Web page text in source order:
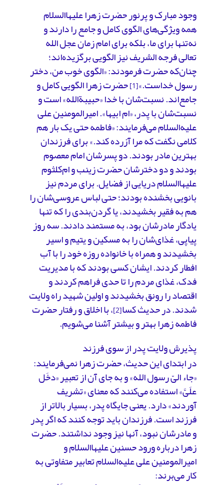
وجود مبارک و پرنور حضرت زهرا علیهاالسلام
همه ویژگی‌های الگوی کامل و جامع را دارند و
نه‌تنها برای ما، بلکه برای امام زمان عجل الله
تعالی فرجه الشریف نیز الگویی برگزیده‌اند؛
چنان‌که حضرت فرمودند: «الگوى خوب من، دختر
رسول خداست.»[1] حضرت زهرا الگویی کامل و
جامع‌اند. نسبت‌شان با خدا «حبیبةالله» است و
نسبت‌شان با پدر، «ام ابیها». امیرالمومنین علی
علیه‌السلام می‌فرمایند: «فاطمه حتی یک بار هم
کلامی نگفت که مرا آزرده کند.» برای فرزندان
بهترین مادر بودند. دو پسرشان امام معصوم
بودند و دو دخترشان حضرت زینب و ام‌کلثوم
علیهاالسلام دریایی از فضایل. برای مردم نیز
بانویی بخشنده بودند؛ حتی لباس عروسی‌شان را
هم به فقیر بخشیدند، یا گردن‌بندی را که تنها
یادگار مادرشان بود، به مستمند دادند. سه روز
پیاپی، غذای‌شان را به مسکین و یتیم و اسیر
بخشیدند و همراه با خانواده روزه خود را با آب
افطار کردند. ایشان کسی بودند که با مدیریت
فدک، غذای مردم را تا حدی فراهم کردند و
اقتصاد را رونق بخشیدند و اولین شهید راه ولایت
شدند. در حدیث کسا[2] ، با اخلاق و رفتار حضرت
فاطمه زهرا بهتر و بیشتر آشنا می‌شویم.
پذیرش ولایت پدر از سوی فرزند
در ابتدای این حدیث، حضرت زهرا نمی‌فرمایند:
«جاء الىّ رسول الله» و به جای آن از تعبیر «دخَل
علَیَّ» استفاده می‌کنند که معنای «تشریف
آوردند» دارد. یعنی جایگاه پدر، بسیار بالاتر از
فرزند است. فرزندان باید توجه کنند که اگر پدر
و مادرشان نبود، آنها نیز وجود نداشتند. حضرت
زهرا درباره ورود حسنین علیهاالسلام و
امیرالمومنین علی علیه‌السلام تعابیر متفاوتی به
کار می‌برند: